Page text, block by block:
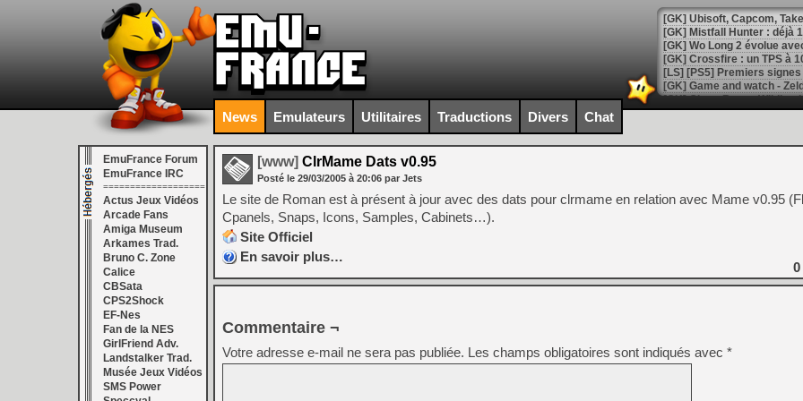
[GK] Mistfall Hunter : déjà
[GK] Wo Long 2 évolue
[GK] Crossfire : un TPS à
[LS] [PS5] Premiers
[Mo5] DOOM arrive en
[GK] Bethesda fête les 30
[GK] Roblox : l'action en
[GK] Agenda - GeForce
[GK] Devolver Digital en a
[LS] [PS5] ps5-y2jb-
[GK] Pourquoi Marvel
[GK] Test : Restory : Chill
[GK] GTA 6 : Rockstar
[GK] Hot Wheels Infinite
[GK] Mémoire cash -
[GK] Résultats Nintendo :
News Emulateurs Utilitaires Traductions Divers Chat
EmuFrance Forum
EmuFrance IRC
===================
Actus Jeux Vidéos
Arcade Fans
Amiga Museum
Arkames Trad.
Bruno C. Zone
Calice
CBSata
CPS2Shock
EF-Nes
Fan de la NES
GirlFriend Adv.
Landstalker Trad.
Musée Jeux Vidéos
SMS Power
[www] ClrMame Dats v0.95
Posté le 29/03/2005 à 20:06 par Jets
Le site de Roman est à présent à jour avec des dats pour clrmame en relation avec Mame v0.95
Cpanels, Snaps, Icons, Samples, Cabinets…).
Site Officiel
En savoir plus…
0
Commentaire ¬
Votre adresse e-mail ne sera pas publiée. Les champs obligatoires sont indiqués avec *